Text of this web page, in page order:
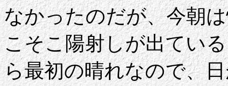
なかったのだが、今朝
こそこ陽射しが出てい
ら最初の晴れなので、